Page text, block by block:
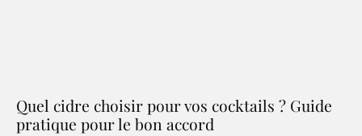
Quel cidre choisir pour vos cocktails ? Guide
pratique pour le bon accord